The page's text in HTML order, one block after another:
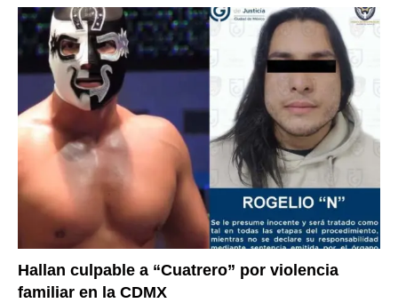
Hallan culpable a “Cuatrero” por violencia
familiar en la CDMX